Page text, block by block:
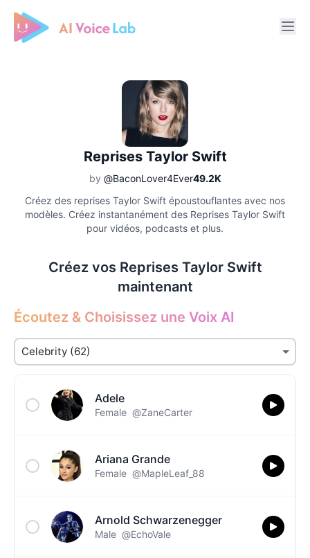
Free AI Cover & AI Voice Over
Reprises Taylor Swift
by @BaconLover4Ever49.2K
Créez des reprises Taylor Swift époustouflantes avec nos
modèles. Créez instantanément des Reprises Taylor Swift
pour vidéos, podcasts et plus.
Créez vos Reprises Taylor Swift
maintenant
Écoutez & Choisissez une Voix AI
Adele
Female @ZaneCarter
Ariana Grande
Female @MapleLeaf_88
Arnold Schwarzenegger
Male @EchoVale